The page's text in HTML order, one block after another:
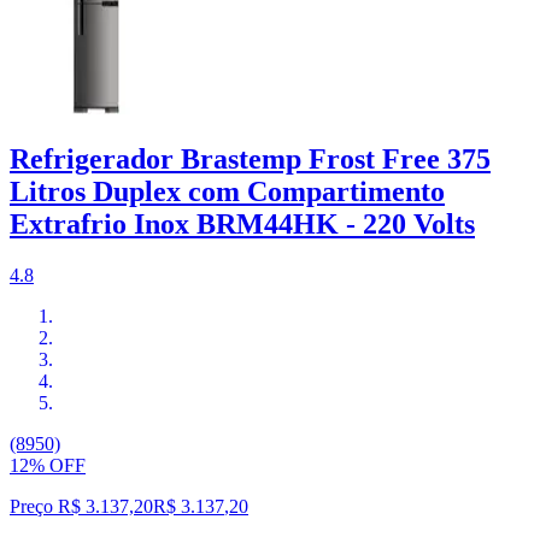
Refrigerador Brastemp Frost Free 375
Litros Duplex com Compartimento
Extrafrio Inox BRM44HK - 220 Volts
4.8
(8950)
12% OFF
Preço R$ 3.137,20R$ 3.137,20